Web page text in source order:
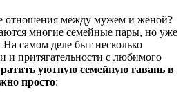
отношения между мужем и женой?
многие семейные пары, но уже
На самом деле быт несколько
и притягательности с любимого
уютную семейную гавань в
просто: